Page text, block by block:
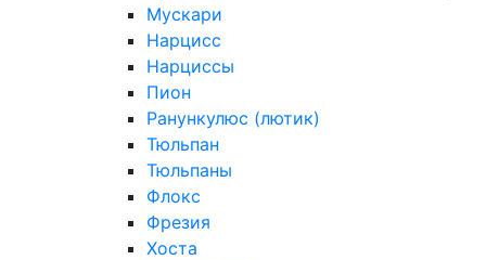
Мускари
Нарцисс
Нарциссы
Пион
Ранункулюс (лютик)
Тюльпан
Тюльпаны
Флокс
Фрезия
Хоста